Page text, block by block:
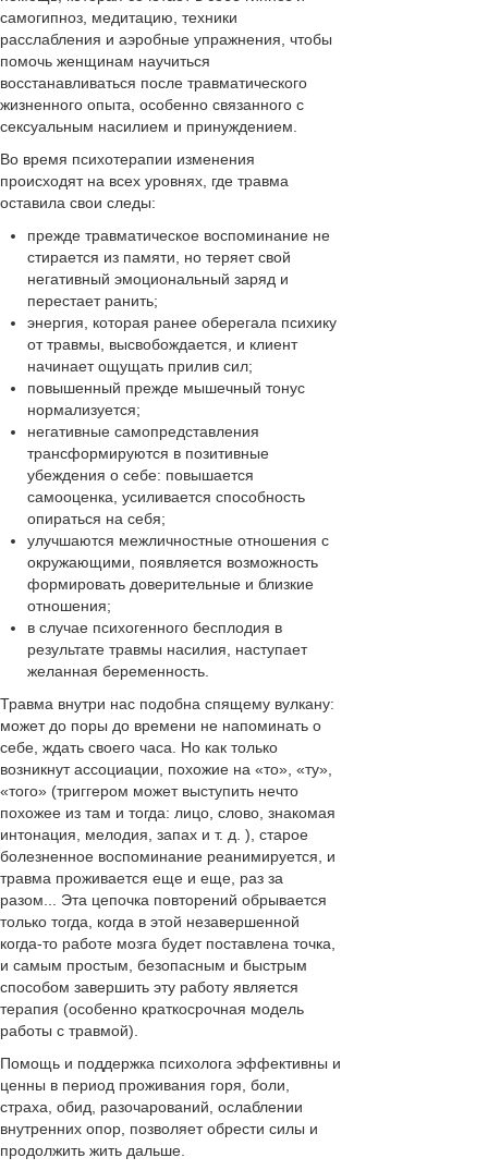
самогипноз, медитацию, техники
расслабления и аэробные упражнения, чтобы
помочь женщинам научиться
восстанавливаться после травматического
жизненного опыта, особенно связанного с
сексуальным насилием и принуждением.
Во время психотерапии изменения
происходят на всех уровнях, где травма
оставила свои следы:
прежде травматическое воспоминание не
стирается из памяти, но теряет свой
негативный эмоциональный заряд и
перестает ранить;
энергия, которая ранее оберегала психику
от травмы, высвобождается, и клиент
начинает ощущать прилив сил;
повышенный прежде мышечный тонус
нормализуется;
негативные самопредставления
трансформируются в позитивные
убеждения о себе: повышается
самооценка, усиливается способность
опираться на себя;
улучшаются межличностные отношения с
окружающими, появляется возможность
формировать доверительные и близкие
отношения;
в случае психогенного бесплодия в
результате травмы насилия, наступает
желанная беременность.
Травма внутри нас подобна спящему вулкану:
может до поры до времени не напоминать о
себе, ждать своего часа. Но как только
возникнут ассоциации, похожие на «то», «ту»,
«того» (триггером может выступить нечто
похожее из там и тогда: лицо, слово, знакомая
интонация, мелодия, запах и т. д. ), старое
болезненное воспоминание реанимируется, и
травма проживается еще и еще, раз за
разом... Эта цепочка повторений обрывается
только тогда, когда в этой незавершенной
когда-то работе мозга будет поставлена точка,
и самым простым, безопасным и быстрым
способом завершить эту работу является
терапия (особенно краткосрочная модель
работы с травмой).
Помощь и поддержка психолога эффективны и
ценны в период проживания горя, боли,
страха, обид, разочарований, ослаблении
внутренних опор, позволяет обрести силы и
продолжить жить дальше.